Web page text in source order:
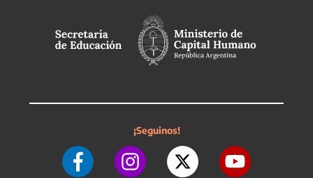
¡Seguinos!